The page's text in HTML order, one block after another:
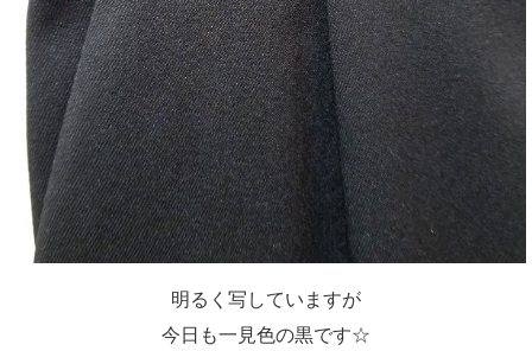
明るく写していますが
今日も一見色の黒です☆